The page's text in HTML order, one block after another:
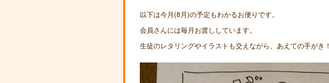
以下は今月(8月)の予定もわかるお便りです。
会員さんには毎月お渡ししています。
生徒のレタリングやイラストも交えながら、あえての手がき！